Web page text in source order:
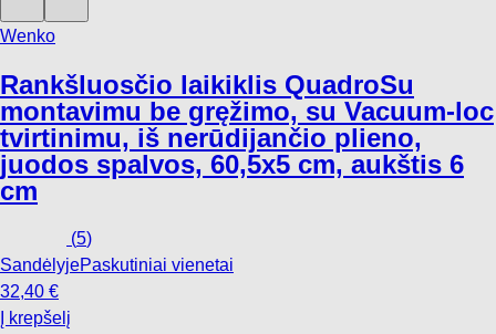
Wenko
Rankšluosčio laikiklis QuadroSu
montavimu be gręžimo, su Vacuum-loc
tvirtinimu, iš nerūdijančio plieno,
juodos spalvos, 60,5x5 cm, aukštis 6
cm
(5)
SandėlyjePaskutiniai vienetai
32,40 €
Į krepšelį